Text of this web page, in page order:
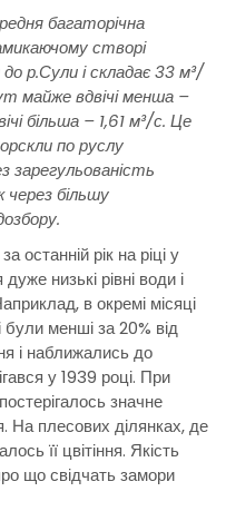
багаторічна
створі
р.Сули і складає 33 м³/
майже вдвічі менша –
більша – 1,61 м³/с. Це
по руслу
зарегульованість
більшу
останній рік на ріці у
низькі рівні води і
в окремі місяці
були менші за 20% від
і наближались до
у 1939 році. При
значне
На плесових ділянках, де
її цвітіння. Якість
що свідчать замори